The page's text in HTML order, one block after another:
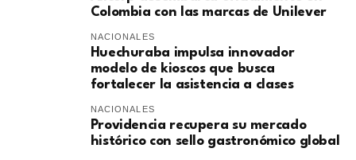
Colombia con las marcas de Unilever
NACIONALES
Huechuraba impulsa innovador
modelo de kioscos que busca
fortalecer la asistencia a clases
NACIONALES
Providencia recupera su mercado
histórico con sello gastronómico global